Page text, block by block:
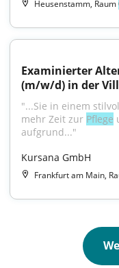
Heusenstamm, Raum
Examinierter
(m/w/d) in der
"...Sie in einem
mehr Zeit zur Pflege
aufgrund..."
Kursana GmbH
Frankfurt am Main,